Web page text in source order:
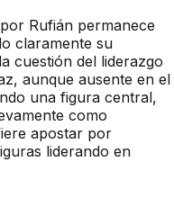
Rufián permanece
claramente su
cuestión del liderazgo
aunque ausente en el
una figura central,
como
apostar por
liderando en